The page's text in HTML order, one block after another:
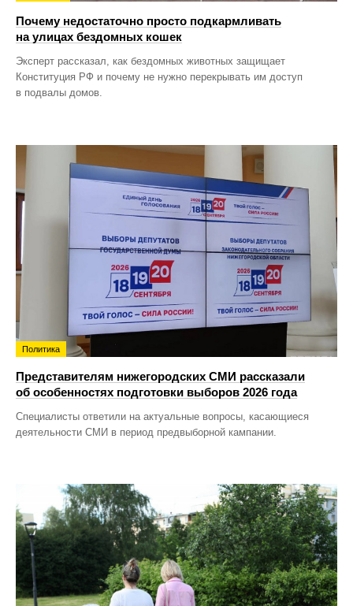
Почему недостаточно просто подкармливать
на улицах бездомных кошек
Эксперт рассказал, как бездомных животных защищает
Конституция РФ и почему не нужно перекрывать им доступ
в подвалы домов.
Политика
Представителям нижегородских СМИ рассказали
об особенностях подготовки выборов 2026 года
Специалисты ответили на актуальные вопросы, касающиеся
деятельности СМИ в период предвыборной кампании.